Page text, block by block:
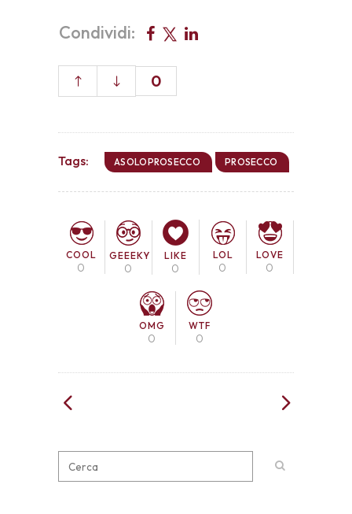
Condividi:
0
Tags: ASOLOPROSECCO PROSECCO
COOL
0
GEEEKY
0
LIKE
0
LOL
0
LOVE
0
OMG
0
WTF
0